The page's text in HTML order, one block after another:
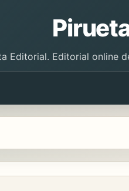
Editorial. Editorial online